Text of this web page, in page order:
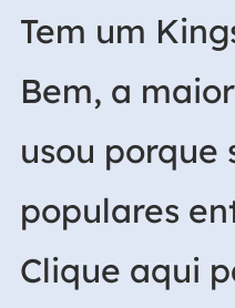
Tem um
Bem, a
usou porque
populares
Clique aqui